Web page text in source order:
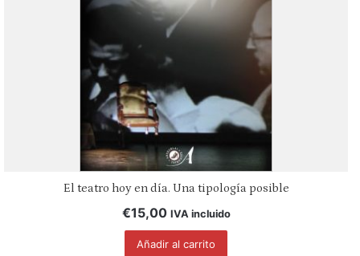
El teatro hoy en día. Una tipología posible
€15,00 IVA incluido
Añadir al carrito